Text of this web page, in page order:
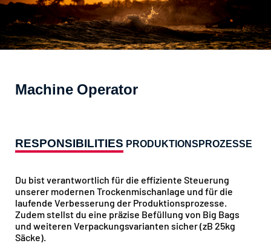
Machine Operator
RESPONSIBILITIES PRODUKTIONSPROZESSE
Du bist verantwortlich für die effiziente Steuerung
unserer modernen Trockenmischanlage und für die
laufende Verbesserung der Produktionsprozesse.
Zudem stellst du eine präzise Befüllung von Big Bags
und weiteren Verpackungsvarianten sicher (zB 25kg
Säcke).